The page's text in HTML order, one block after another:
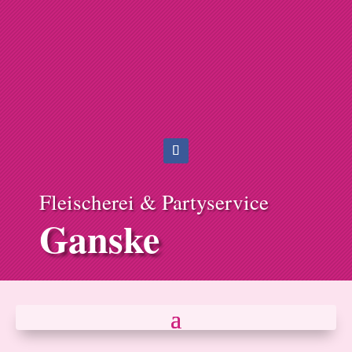
Fleischerei & Partyservice
Ganske